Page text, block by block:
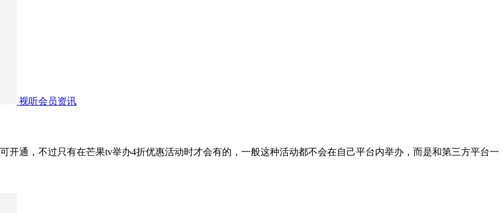
视听会员资讯
开通，不过只有在芒果tv举办4折优惠活动时才会有的，一般这种活动都不会在自己平台内举办，而是和第三方平台一